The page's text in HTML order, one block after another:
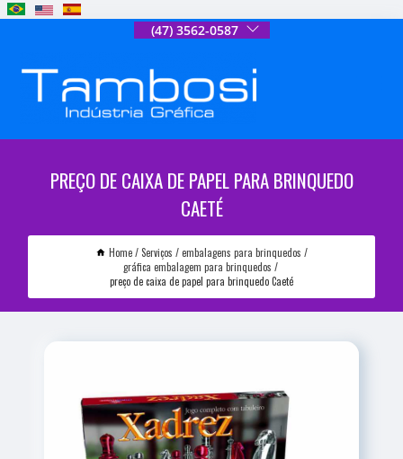
(47) 3562-0587
PREÇO DE CAIXA DE PAPEL PARA BRINQUEDO
CAETÉ
Home Serviços
embalagens para brinquedos
gráfica embalagem para brinquedos
preço de caixa de papel para brinquedo Caeté